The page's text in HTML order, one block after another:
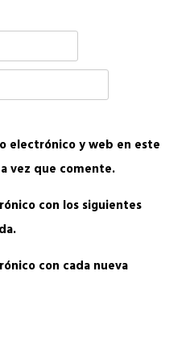
electrónico y web en este
vez que comente.
con los siguientes
con cada nueva